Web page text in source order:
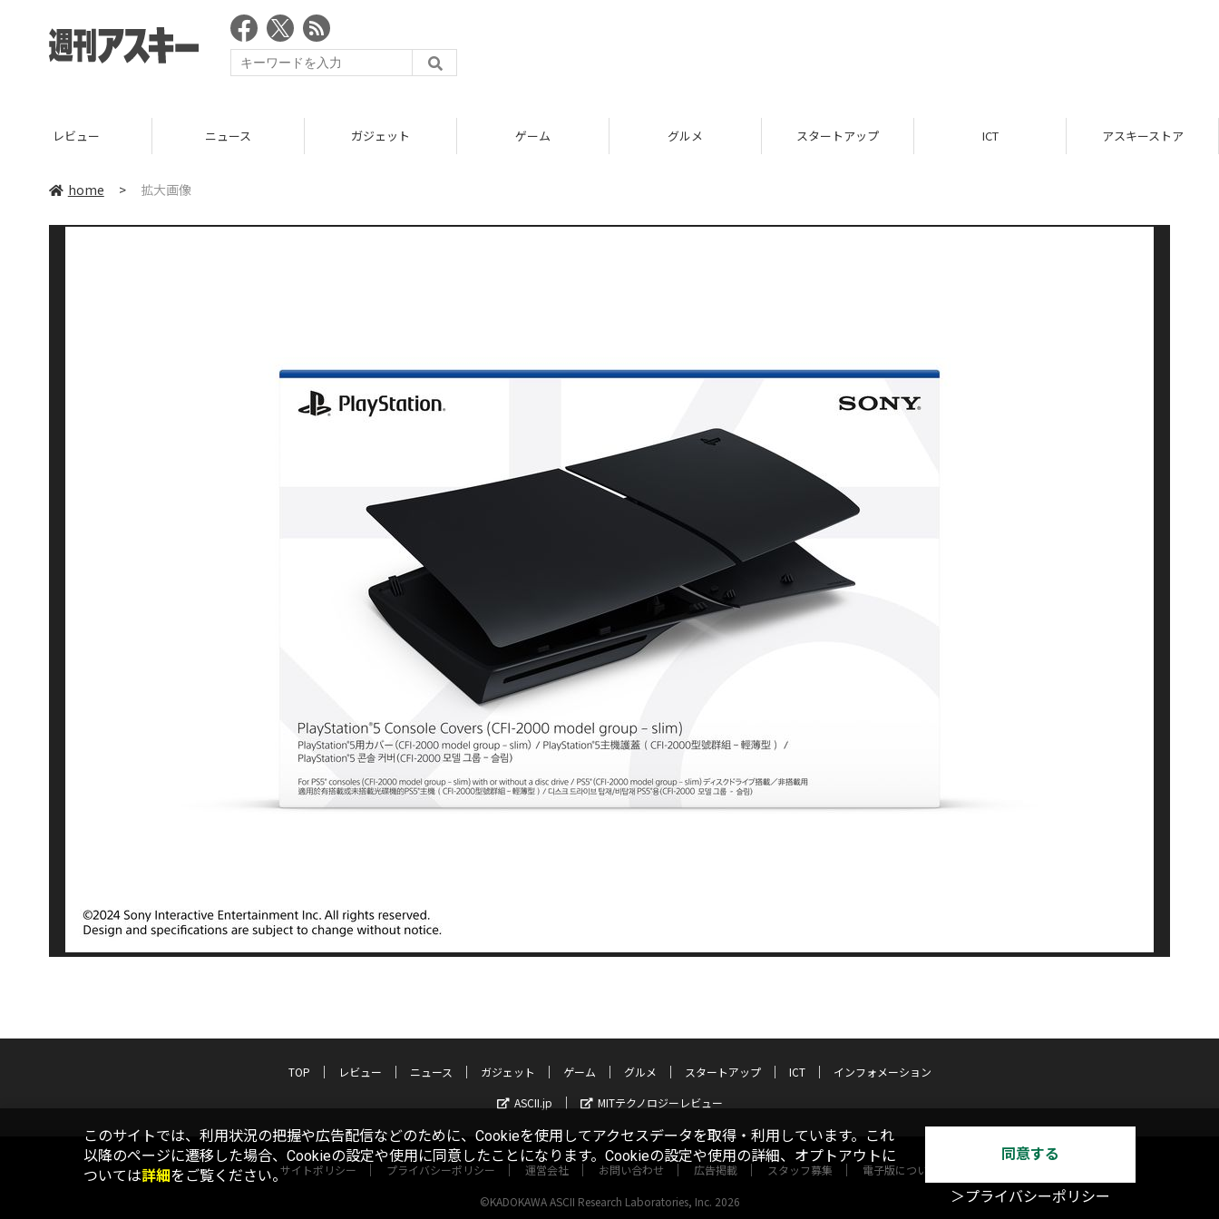
レビュー ニュース ガジェット ゲーム グルメ スタートアップ ICT アスキーストア
home > 拡大画像
TOP レビュー ニュース ガジェット ゲーム グルメ スタートアップ ICT
インフォメーション
ASCII.jp
MITテクノロジーレビュー
サイトポリシー プライバシーポリシー 運営会社 お問い合わせ 広告掲載 スタッフ募集 電子版について
©KADOKAWA ASCII Research Laboratories, Inc. 2026
このサイトでは、利用状況の把握や広告配信などのために、Cookieを使用してアクセスデータを取得・利用しています。これ
以降のページに遷移した場合、Cookieの設定や使用に同意したことになります。Cookieの設定や使用の詳細、オプトアウトに
ついては詳細をご覧ください。
同意する
＞プライバシーポリシー